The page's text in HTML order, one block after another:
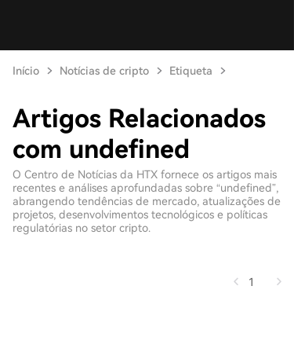
Início Notícias de cripto Etiqueta
Artigos Relacionados
com undefined
O Centro de Notícias da HTX fornece os artigos mais
recentes e análises aprofundadas sobre “undefined”,
abrangendo tendências de mercado, atualizações de
projetos, desenvolvimentos tecnológicos e políticas
regulatórias no setor cripto.
1